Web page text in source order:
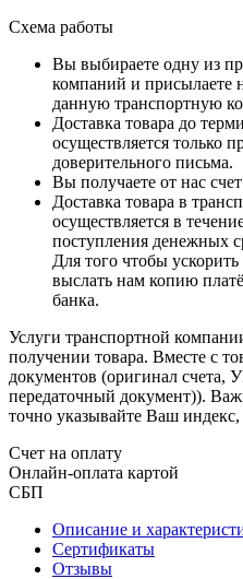
Схема работы
Вы выбираете одну из
компаний и присылаете
данную транспортную
Доставка товара до
осуществляется только
доверительного письма.
Вы получаете от нас
Доставка товара в
осуществляется в
поступления денежных
Для того чтобы
выслать нам копию
банка.
Услуги транспортной
получении товара. Вместе с
документов (оригинал счета,
передаточный документ)).
точно указывайте Ваш
Счет на оплату
Онлайн-оплата картой
СБП
Описание и
Сертификаты
Отзывы